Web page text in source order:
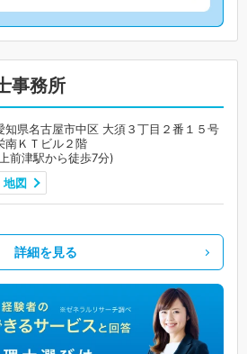
事務所
知県名古屋市中区 大須３丁目２番１５号
南ＫＴビル２階
前津駅から徒歩7分)
地図
詳細を見る